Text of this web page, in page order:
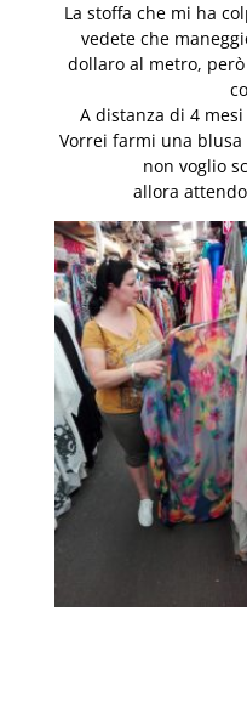
La stoffa che mi ha
vedete che
dollaro al metro,
A distanza di 4
Vorrei farmi una blusa
non voglio
allora